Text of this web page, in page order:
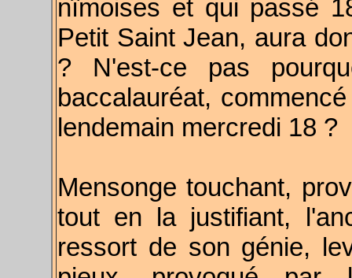
nîmoises et qui passé
Petit Saint Jean, aura
? N'est-ce pas
baccalauréat,
lendemain mercredi 18 ?
Mensonge touchant,
tout en la justifiant,
ressort de son génie,